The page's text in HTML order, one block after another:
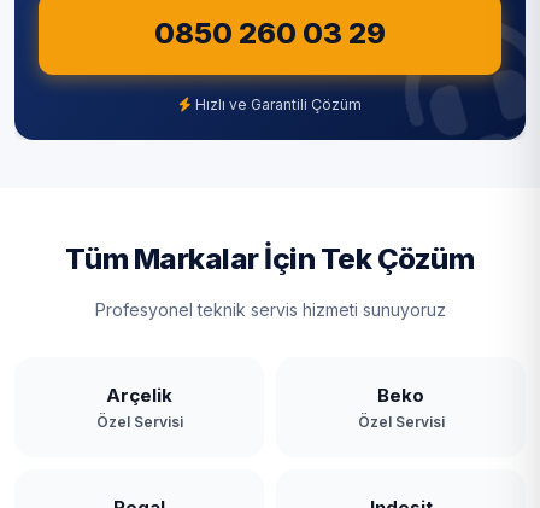
Şişli
Tuzla
Üsküdar
Zeytinburnu
Kaynarca
Örnekköy
Paşamandıra
0850 260 03 29
Hızlı ve Garantili Çözüm
Tüm Markalar İçin Tek Çözüm
Profesyonel teknik servis hizmeti sunuyoruz
Arçelik
Özel Servisi
Beko
Özel Servisi